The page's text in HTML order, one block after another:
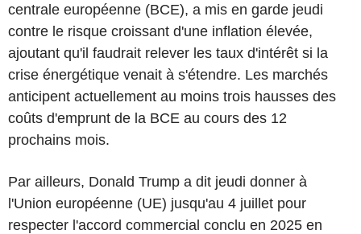
centrale européenne (BCE), a mis en garde jeudi
contre le risque croissant d'une inflation élevée,
ajoutant qu'il faudrait relever les taux d'intérêt si la
crise énergétique venait à s'étendre. Les marchés
anticipent actuellement au moins trois hausses des
coûts d'emprunt de la BCE au cours des 12
prochains mois.
Par ailleurs, Donald Trump a dit jeudi donner à
l'Union européenne (UE) jusqu'au 4 juillet pour
respecter l'accord commercial conclu en 2025 en